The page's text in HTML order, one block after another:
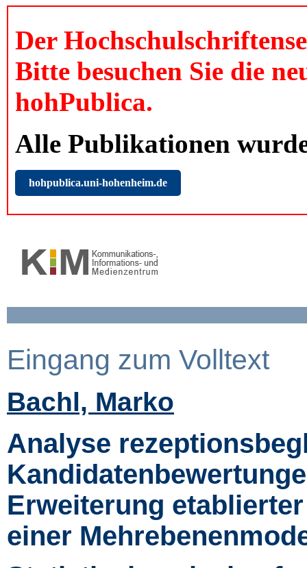
Der
Bitte besuchen Sie die
hohPublica.
Alle Publikationen
hohpublica.uni-hohenheim.de
Eingang zum Volltext
Bachl, Marko
Analyse
Erweiterung
einer